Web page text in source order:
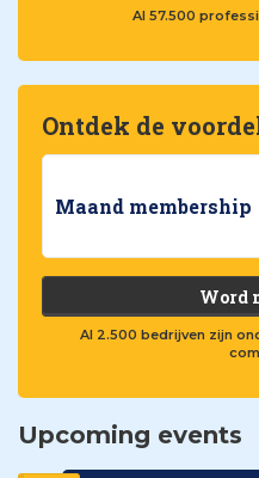
Al 57.500
Ontdek de
Maand membership
Word
Al 2.500 bedrijven zijn
Upcoming events